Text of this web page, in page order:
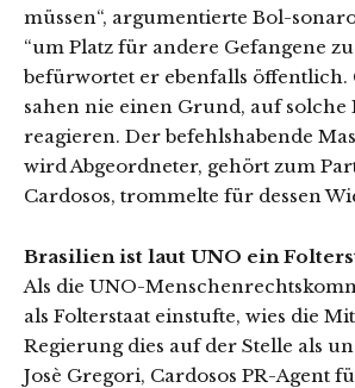
müssen“, argumentierte Bol-
“um Platz für andere Gefangene
befürwortet er ebenfalls öffentlich.
sahen nie einen Grund, auf
reagieren. Der befehlshabende
wird Abgeordneter, gehört zum
Cardosos, trommelte für dessen
Brasilien ist laut UNO ein
Als die UNO-
als Folterstaat einstufte, wies die
Regierung dies auf der Stelle als
Josè Gregori, Cardosos PR-Agent